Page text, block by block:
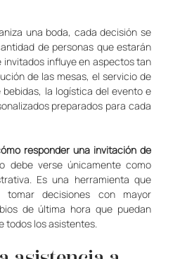
una boda, cada decisión se
de personas que estarán
invitados influye en aspectos tan
de las mesas, el servicio de
la logística del evento e
preparados para cada
responder una invitación de
debe verse únicamente como
Es una herramienta que
decisiones con mayor
de última hora que puedan
todos los asistentes.